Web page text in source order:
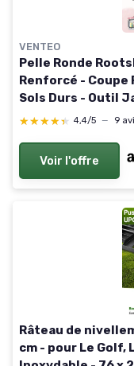
VENTEO
Pelle Ronde
Renforcé - Coupe
Sols Durs - Outil
Terre Compacte
★★★★★
★★★★★ 4,4/5 — 9
Voir l'offre
Râteau de
cm - pour Le Golf,